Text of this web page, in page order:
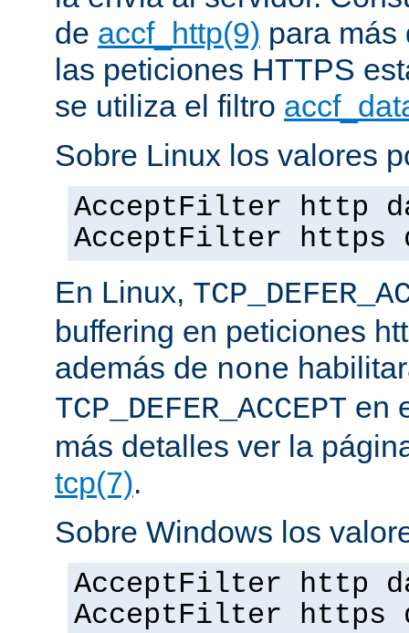
de accf_http(9) para más
las peticiones HTTPS
se utiliza el filtro
Sobre Linux los valores
AcceptFilter http
AcceptFilter https
En Linux,
buffering en peticiones
además de none
TCP_DEFER_ACCEPT en
más detalles ver la
tcp(7).
Sobre Windows los
AcceptFilter http
AcceptFilter https